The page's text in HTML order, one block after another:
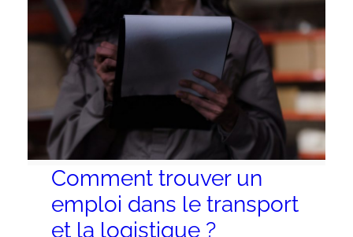
Comment trouver un
emploi dans le transport
et la logistique ?